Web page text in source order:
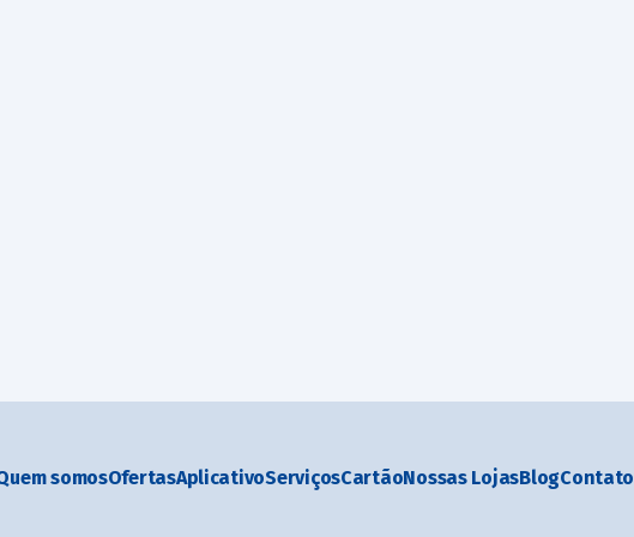
somosOfertasAplicativoServiçosCartãoNossas LojasBlogContato